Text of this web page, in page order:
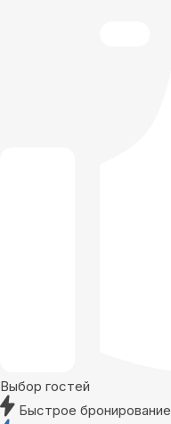
Выбор гостей
Быстрое бронирование